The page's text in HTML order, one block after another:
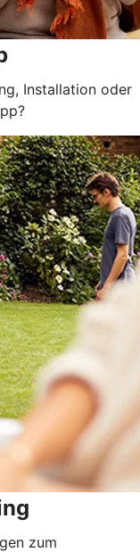
Installation oder
zum